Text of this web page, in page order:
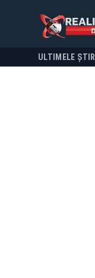
ULTIMELE ȘTIRI